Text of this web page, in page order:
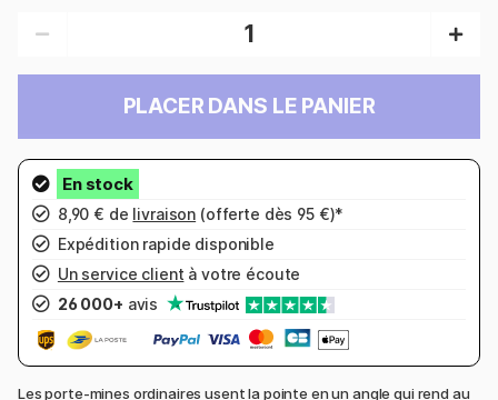
PLACER DANS LE PANIER
8,90 € de livraison (offerte dès 95 €)*
Expédition rapide disponible
Un service client à votre écoute
26 000+ avis
Les porte-mines ordinaires usent la pointe en un angle qui rend au